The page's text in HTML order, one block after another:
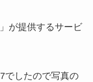
が提供するサービ
でしたので写真の